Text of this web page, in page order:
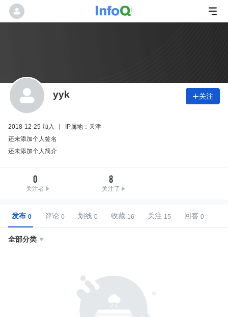
yyk 关注
2018-12-25 加入
IP属地：天津
还未添加个人签名
还未添加个人简介
0
关注者
8
关注了
发布 评论 划线 收藏 关注 回答
全部分类 